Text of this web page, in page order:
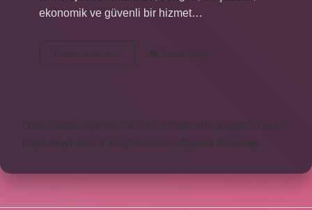
ekonomik ve güvenli bir hizmet…
Devamını okuyun
Ulaştırma
Bakanı
Yorum Bırak
https://www.diyetforum.com.tr
https://heceegitim.com.tr
https://eyh.com.tr
knight online nttgame Sitemap